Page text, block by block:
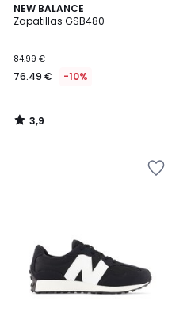
NEW BALANCE
Zapatillas GSB480
84.99 €
76.49 € -10%
3,9
/ 5
3,9
/